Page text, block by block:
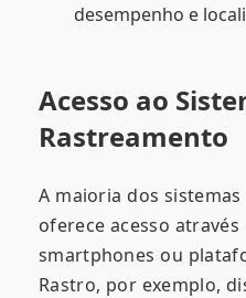
desempenho e
Acesso ao
Rastreamento
A maioria dos
oferece acesso
smartphones ou
Rastro, por exemplo,